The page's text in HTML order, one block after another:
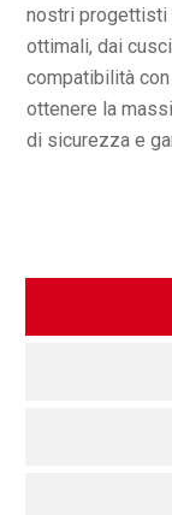
nostri progettisti
ottimali, dai
compatibilità
ottenere la
di sicurezza e